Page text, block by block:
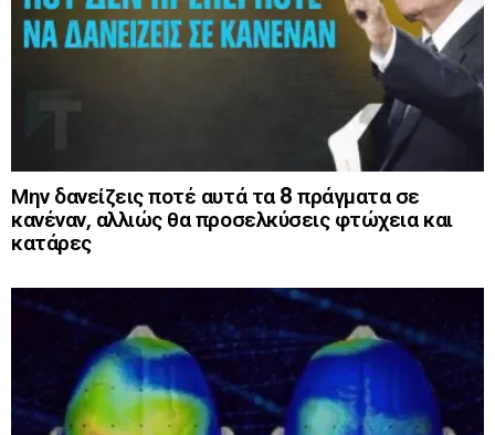
Μην δανείζεις ποτέ αυτά τα 8 πράγματα σε
κανέναν, αλλιώς θα προσελκύσεις φτώχεια και
κατάρες